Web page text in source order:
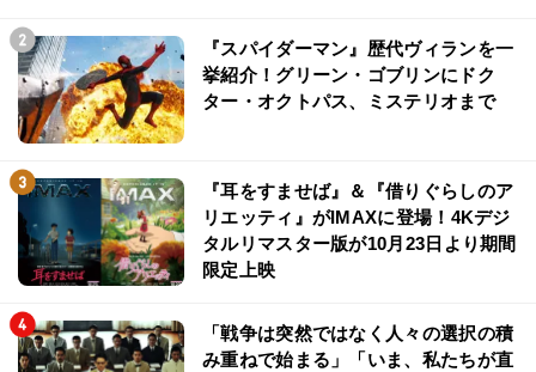
『スパイダーマン』歴代ヴィランを一
挙紹介！グリーン・ゴブリンにドク
ター・オクトパス、ミステリオまで
『耳をすませば』＆『借りぐらしのア
リエッティ』がIMAXに登場！4Kデジ
タルリマスター版が10月23日より期間
限定上映
「戦争は突然ではなく人々の選択の積
み重ねで始まる」「いま、私たちが直